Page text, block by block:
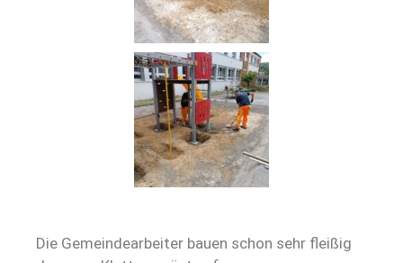
Die Gemeindearbeiter bauen schon sehr fleißig